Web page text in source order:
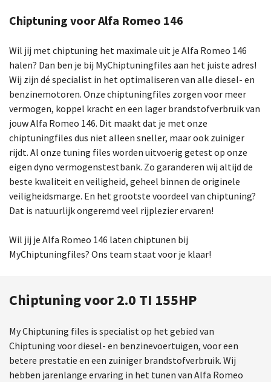
Chiptuning voor Alfa Romeo 146
Wil jij met chiptuning het maximale uit je Alfa Romeo 146
halen? Dan ben je bij MyChiptuningfiles aan het juiste adres!
Wij zijn dé specialist in het optimaliseren van alle diesel- en
benzinemotoren. Onze chiptuningfiles zorgen voor meer
vermogen, koppel kracht en een lager brandstofverbruik van
jouw Alfa Romeo 146. Dit maakt dat je met onze
chiptuningfiles dus niet alleen sneller, maar ook zuiniger
rijdt. Al onze tuning files worden uitvoerig getest op onze
eigen dyno vermogenstestbank. Zo garanderen wij altijd de
beste kwaliteit en veiligheid, geheel binnen de originele
veiligheidsmarge. En het grootste voordeel van chiptuning?
Dat is natuurlijk ongeremd veel rijplezier ervaren!
Wil jij je Alfa Romeo 146 laten chiptunen bij
MyChiptuningfiles? Ons team staat voor je klaar!
Chiptuning voor 2.0 TI 155HP
My Chiptuning files is specialist op het gebied van
Chiptuning voor diesel- en benzinevoertuigen, voor een
betere prestatie en een zuiniger brandstofverbruik. Wij
hebben jarenlange ervaring in het tunen van Alfa Romeo